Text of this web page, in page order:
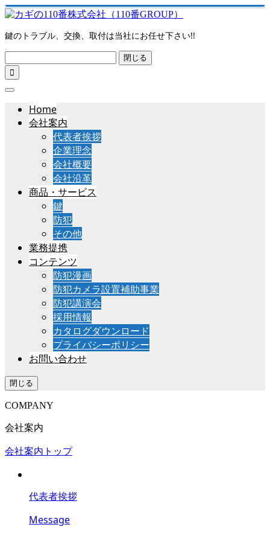
鍵のトラブル、交換、取付は当社にお任せ下さい!!
閉じる

Home
会社案内
代表者挨拶
企業理念
会社概要
会社沿革
商品・サービス
鍵
防犯
その他
業務提携
コンテンツ
防犯漫画
防犯カメラ設置補助事業
防犯講演会
採用情報
カタログダウンロード
プライバシーポリシー
お問い合わせ
閉じる
COMPANY
会社案内
会社案内トップ
代表者挨拶
Message